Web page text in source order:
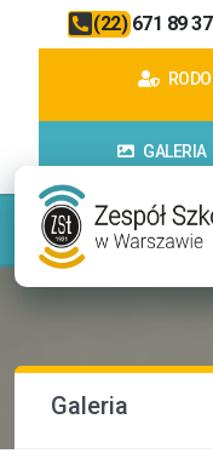
(22) 671 89 37
RODO
GALERIA
Galeria